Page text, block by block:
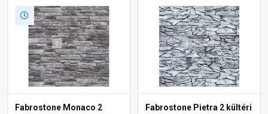
Fabrostone Monaco 2
Fabrostone Pietra 2 kültéri